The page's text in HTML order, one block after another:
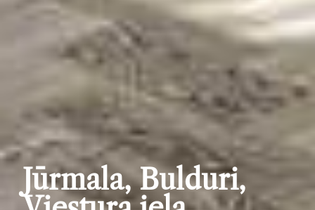
Jūrmala, Bulduri,